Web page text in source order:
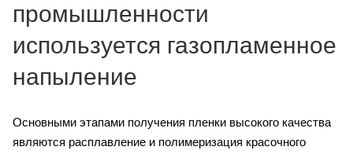
промышленности
используется газопламенное
напыление
Основными этапами получения пленки высокого качества
являются расплавление и полимеризация красочного